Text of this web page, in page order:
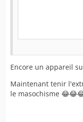
Encore un appareil
Maintenant tenir
le masochisme